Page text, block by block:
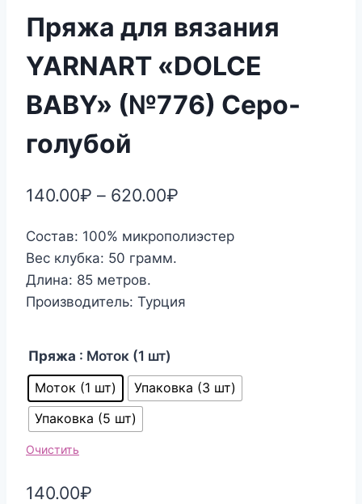
Пряжа для вязания
YARNART «DOLCE
BABY» (№776) Серо-
голубой
140.00₽ – 620.00₽
Состав: 100% микрополиэстер
Вес клубка: 50 грамм.
Длина: 85 метров.
Производитель: Турция
Пряжа : Моток (1 шт)
Моток (1 шт)
Упаковка (3 шт)
Упаковка (5 шт)
Очистить
140.00₽